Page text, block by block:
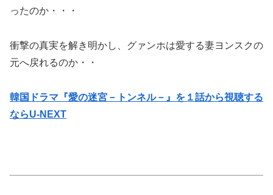
ったのか・・・
衝撃の真実を解き明かし、グァンホは愛する妻ヨンスクの
元へ戻れるのか・・
韓国ドラマ『愛の迷宮－トンネル－』を１話から視聴する
ならU-NEXT